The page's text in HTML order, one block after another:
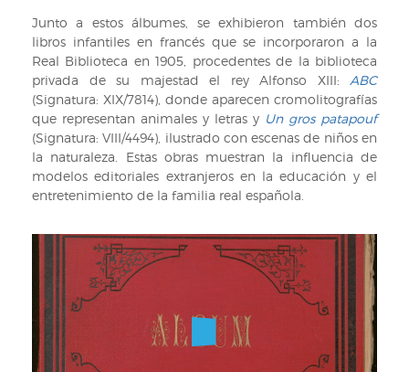
Junto a estos álbumes, se exhibieron también dos
libros infantiles en francés que se incorporaron a la
Real Biblioteca en 1905, procedentes de la biblioteca
privada de su majestad el rey Alfonso XIII: ABC
(Signatura: XIX/7814), donde aparecen cromolitografías
que representan animales y letras y Un gros patapouf
(Signatura: VIII/4494), ilustrado con escenas de niños en
la naturaleza. Estas obras muestran la influencia de
modelos editoriales extranjeros en la educación y el
entretenimiento de la familia real española.